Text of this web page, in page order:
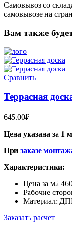
Самовывоз со
самовывозе на
Вам также
Сравнить
Террасная
645.00₽
Цена указана за 1
При заказе
Характеристики:
Цена за м2
Рабочие
Материал:
Заказать расчет